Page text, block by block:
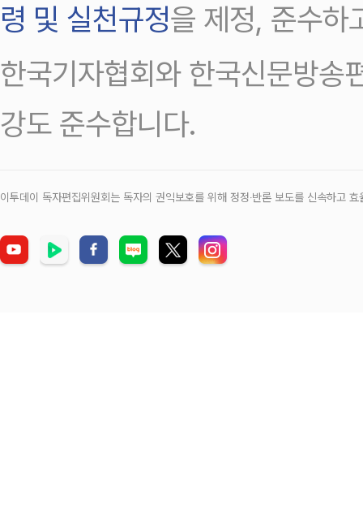
령 및 실천규정을 제정, 준수하
한국기자협회와 한국신문방송
강도 준수합니다.
이투데이 독자편집위원회는 독자의 권익보호를 위해 정정‧반론 보도를 신속하고